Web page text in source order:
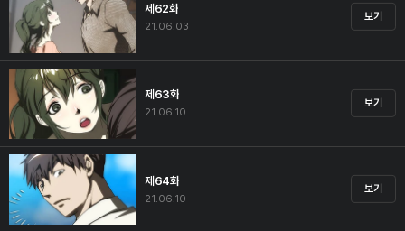
제62화
21.06.03
보기
제63화
21.06.10
보기
제64화
21.06.10
보기